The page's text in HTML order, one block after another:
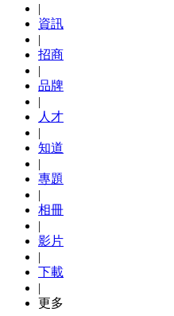
|
資訊
|
招商
|
品牌
|
人才
|
知道
|
專題
|
相冊
|
影片
|
下載
|
更多